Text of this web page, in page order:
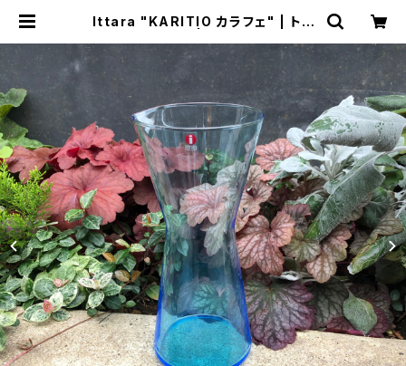
Ittara "KARITIO カラフェ" | トリ
サイクルショップ・古着